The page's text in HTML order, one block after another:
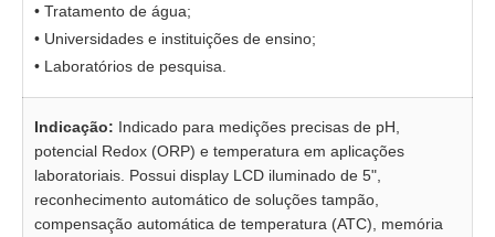
• Tratamento de água;
• Universidades e instituições de ensino;
• Laboratórios de pesquisa.
Indicação: Indicado para medições precisas de pH,
potencial Redox (ORP) e temperatura em aplicações
laboratoriais. Possui display LCD iluminado de 5",
reconhecimento automático de soluções tampão,
compensação automática de temperatura (ATC), memória